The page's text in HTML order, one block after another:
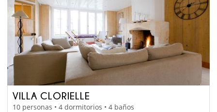
VILLA CLORIELLE
10 personas • 4 dormitorios • 4 baños